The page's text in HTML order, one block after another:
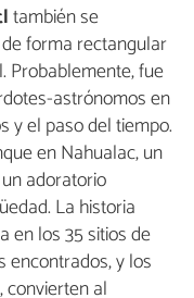
también se
forma rectangular
Probablemente, fue
astrónomos en
y el paso del tiempo.
en Nahualac, un
adoratorio
La historia
en los 35 sitios de
encontrados, y los
convierten al